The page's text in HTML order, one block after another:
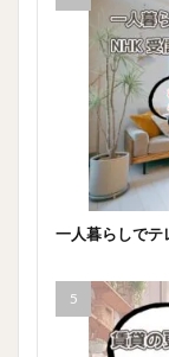
一人暮らしでテ